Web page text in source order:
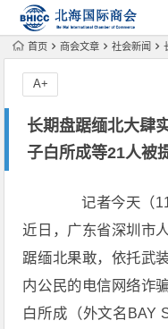
首页 商会文章 社会新闻
长期盘踞缅北大肆
子白所成等21人被
A+
记者今天（11
近日，广东省深圳市
踞缅北果敢，依托武
内公民的电信网络诈
白所成（外文名BAY